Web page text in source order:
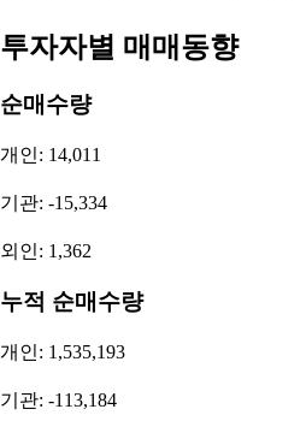
투자자별 매매동향
순매수량
개인: 14,011
기관: -15,334
외인: 1,362
누적 순매수량
개인: 1,535,193
기관: -113,184